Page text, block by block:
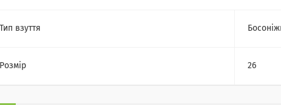
Тип взуття
Розмір 26